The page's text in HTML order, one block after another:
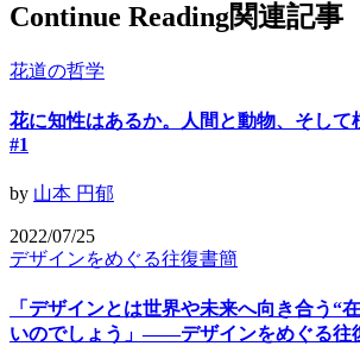
Continue Reading関連記事
花道の哲学
花に知性はあるか。人間と動物、そし
#1
by 山本 円郁
2022/07/25
デザインをめぐる往復書簡
「デザインとは世界や未来へ向き合う“
いのでしょう」——デザインをめぐる往